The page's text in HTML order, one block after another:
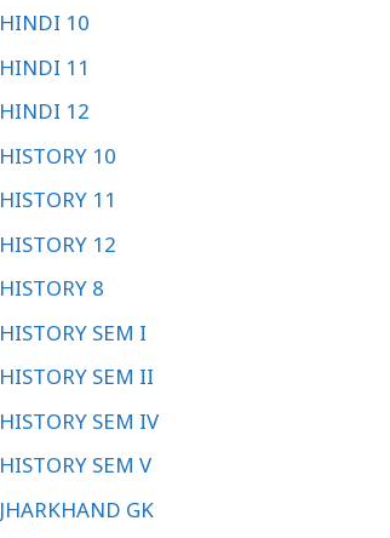
HINDI 10
HINDI 11
HINDI 12
HISTORY 10
HISTORY 11
HISTORY 12
HISTORY 8
HISTORY SEM I
HISTORY SEM II
HISTORY SEM IV
HISTORY SEM V
JHARKHAND GK